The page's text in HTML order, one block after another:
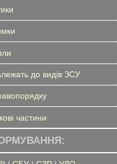
до видів ЗСУ
частини